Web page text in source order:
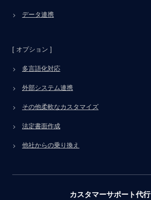
データ連携
[ オプション ]
多言語化対応
外部システム連携
その他柔軟なカスタマイズ
法定書面作成
他社からの乗り換え
カスタマーサポート代行